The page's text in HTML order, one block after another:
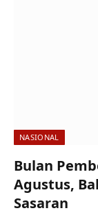
NASIONAL
Bulan
Agustus,
Sasaran